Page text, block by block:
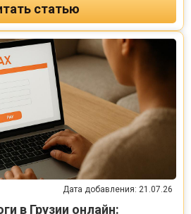
статью
Дата добавления: 21.07.26
в Грузии онлайн: